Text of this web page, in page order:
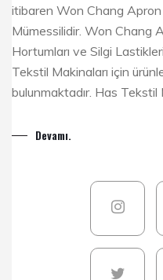
itibaren Won Chang
Mümessilidir. Won Chang
Hortumları ve Silgi
Tekstil Makinaları için
bulunmaktadır. Has Tekstil
Devamı.